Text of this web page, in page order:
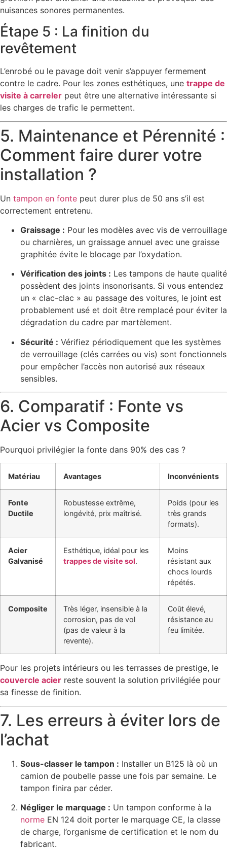
nuisances sonores permanentes.
Étape 5 : La finition du
revêtement
L’enrobé ou le pavage doit venir s’appuyer fermement
contre le cadre. Pour les zones esthétiques, une trappe de
visite à carreler peut être une alternative intéressante si
les charges de trafic le permettent.
5. Maintenance et Pérennité :
Comment faire durer votre
installation ?
Un tampon en fonte peut durer plus de 50 ans s’il est
correctement entretenu.
Graissage : Pour les modèles avec vis de verrouillage
ou charnières, un graissage annuel avec une graisse
graphitée évite le blocage par l’oxydation.
Vérification des joints : Les tampons de haute qualité
possèdent des joints insonorisants. Si vous entendez
un « clac-clac » au passage des voitures, le joint est
probablement usé et doit être remplacé pour éviter la
dégradation du cadre par martèlement.
Sécurité : Vérifiez périodiquement que les systèmes
de verrouillage (clés carrées ou vis) sont fonctionnels
pour empêcher l’accès non autorisé aux réseaux
sensibles.
6. Comparatif : Fonte vs
Acier vs Composite
Pourquoi privilégier la fonte dans 90% des cas ?
Matériau Avantages Inconvénients
Fonte
Ductile
Robustesse extrême,
longévité, prix maîtrisé.
Poids (pour les
très grands
formats).
Acier
Galvanisé
Esthétique, idéal pour les
trappes de visite sol.
Moins
résistant aux
chocs lourds
répétés.
Composite
Très léger, insensible à la
corrosion, pas de vol
(pas de valeur à la
revente).
Coût élevé,
résistance au
feu limitée.
Pour les projets intérieurs ou les terrasses de prestige, le
couvercle acier reste souvent la solution privilégiée pour
sa finesse de finition.
7. Les erreurs à éviter lors de
l’achat
Sous-classer le tampon : Installer un B125 là où un
camion de poubelle passe une fois par semaine. Le
tampon finira par céder.
Négliger le marquage : Un tampon conforme à la
norme EN 124 doit porter le marquage CE, la classe
de charge, l’organisme de certification et le nom du
fabricant.